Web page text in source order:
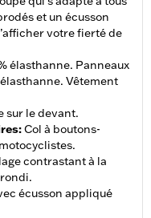
et un écusson
votre fierté de
élasthanne. Panneaux
Vêtement
sur le devant.
:Col à boutons-
contrastant à la
écusson appliqué